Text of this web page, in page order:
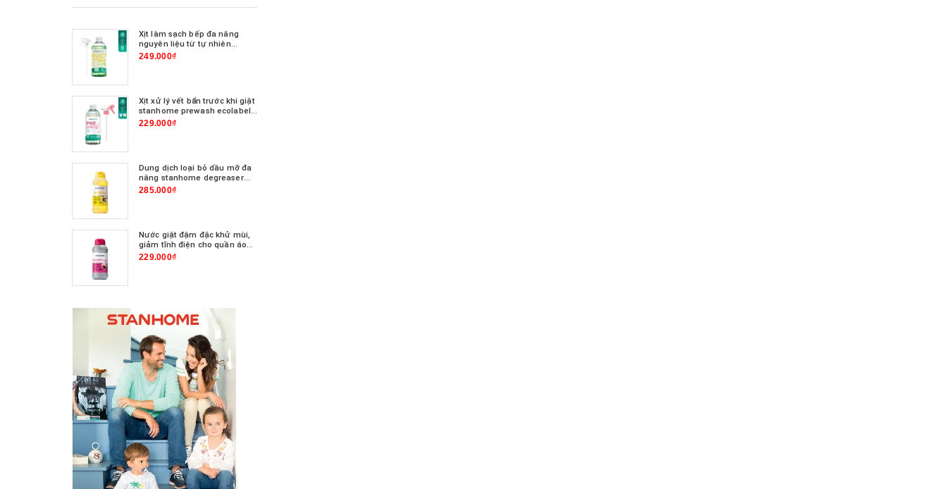
Xịt làm sạch bếp đa năng
nguyên liệu từ tự nhiên
hương chanh cỏ stanhome
249.000₫
Xịt xử lý vết bẩn trước khi giặt
stanhome prewash ecolabel
500ml
229.000₫
Dung dịch loại bỏ dầu mỡ đa
năng stanhome degreaser
750ml
285.000₫
Nước giặt đậm đặc khử mùi,
giảm tĩnh điện cho quần áo
stanhome aquilaun
229.000₫